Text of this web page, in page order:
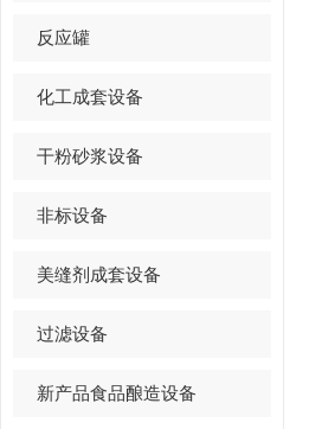
反应罐
化工成套设备
干粉砂浆设备
非标设备
美缝剂成套设备
过滤设备
新产品食品酿造设备